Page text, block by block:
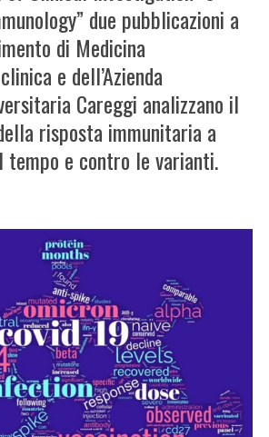
due pubblicazioni a
di Medicina
e dell’Azienda
Careggi analizzano il
risposta immunitaria a
tempo e contro le varianti.